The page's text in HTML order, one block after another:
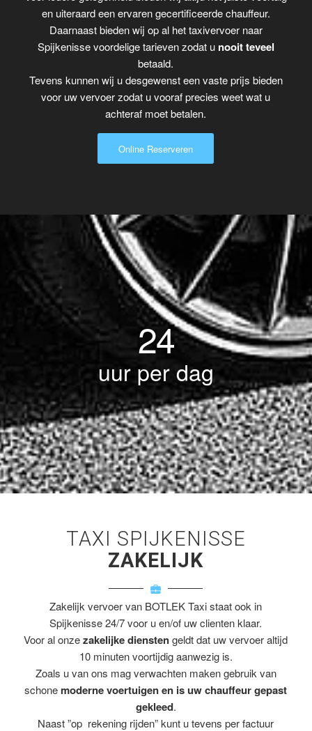
en uiteraard een ervaren gecertificeerde chauffeur.
Daarnaast bieden wij op al het taxivervoer naar
Spijkenisse voordelige tarieven zodat u nooit teveel
betaald.
Tevens kunnen wij u desgewenst een vaste prijs bieden
voor uw vervoer zodat u vooraf precies weet wat u
achteraf moet betalen.
Online Reserveren
24
uur per dag
TAXI SPIJKENISSE
ZAKELIJK
Zakelijk vervoer van BOTLEK Taxi staat ook in
Spijkenisse 24/7 voor u en/of uw clienten klaar.
Voor al onzezakelijke dienstengeldt dat uw vervoer altijd
10 minuten voortijdig aanwezig is.
Zoals u van ons mag verwachten maken gebruik van
schone moderne voertuigen en is uw chauffeur gepast
gekleed.
Naast ”op rekening rijden” kunt u tevens per factuur